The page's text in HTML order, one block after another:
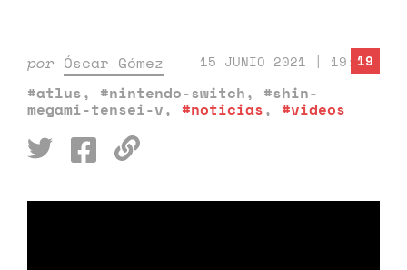
por Óscar Gómez 15 JUNIO 2021 | 19:16
#atlus, #nintendo-switch, #shin-
megami-tensei-v, #noticias, #videos
19